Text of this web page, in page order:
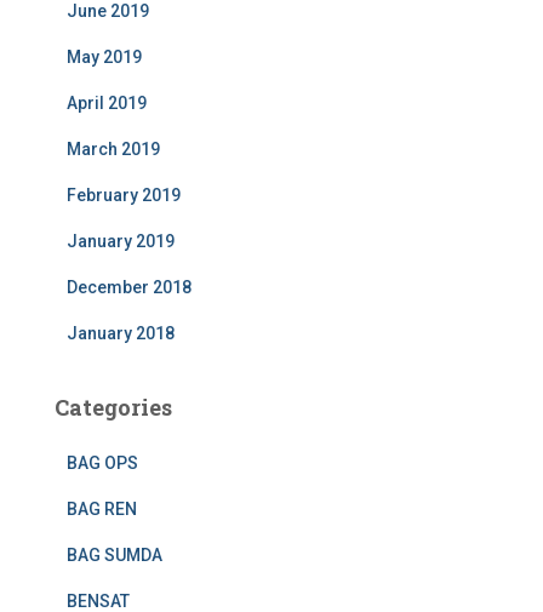
June 2019
May 2019
April 2019
March 2019
February 2019
January 2019
December 2018
January 2018
Categories
BAG OPS
BAG REN
BAG SUMDA
BENSAT